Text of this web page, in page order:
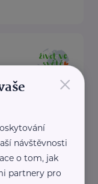
×
návštěvnosti
o tom, jak
partnery pro